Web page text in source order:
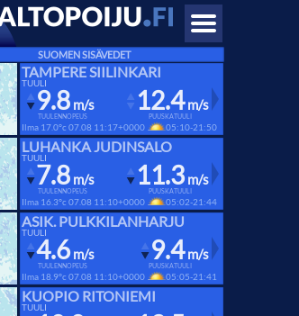
SUOMEN SISÄVEDET
TAMPERE SIILINKARI
TUULI
TUULENNOPEUS
9.8 m/s
PUUSKATUULI
12.4 m/s
Ilma 17.0°c 07.08 11:17+0000 05:10-21:50
LUHANKA JUDINSALO
TUULI
TUULENNOPEUS
7.8 m/s
PUUSKATUULI
11.3 m/s
Ilma 16.3°c 07.08 11:10+0000 05:02-21:44
ASIK. PULKKILANHARJU
TUULI
TUULENNOPEUS
4.6 m/s
PUUSKATUULI
9.4 m/s
Ilma 18.9°c 07.08 11:10+0000 05:05-21:41
KUOPIO RITONIEMI
TUULI